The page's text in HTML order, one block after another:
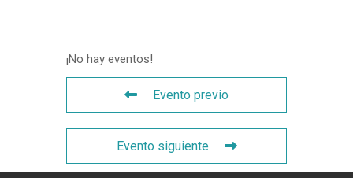
¡No hay eventos!
Evento previo
Evento siguiente